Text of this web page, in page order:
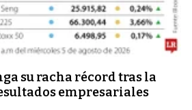
su racha récord tras la
empresariales